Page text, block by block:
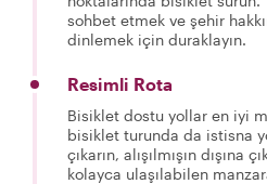
sohbet etmek ve şehir
dinlemek için duraklayın.
Resimli Rota
Bisiklet dostu yollar en iyi
bisiklet turunda da istisna
çıkarın, alışılmışın dışına
kolayca ulaşılabilen